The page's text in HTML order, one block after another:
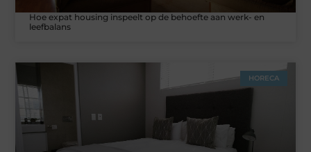
Hoe expat housing inspeelt op de behoefte aan werk- en
leefbalans
HORECA